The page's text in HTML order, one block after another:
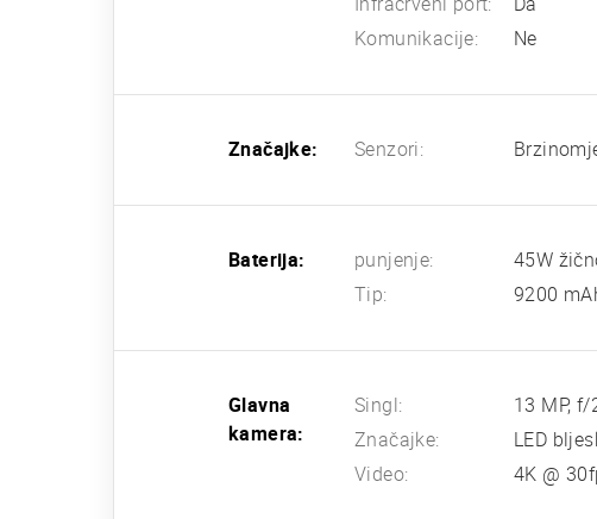
Komunikacije:
Ne
Značajke: Senzori:
Baterija: punjenje:
45W
Tip:
9200
Glavna
kamera:
Singl:
13 MP,
Značajke:
LED
Video:
4K @